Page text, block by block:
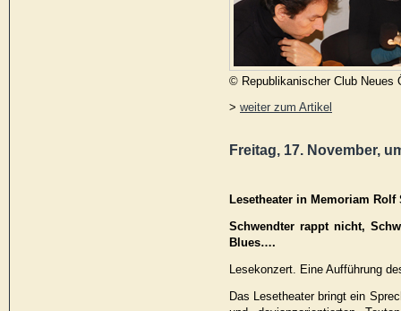
© Republikanischer Club Neues
> weiter zum Artikel
Freitag, 17. November,
Lesetheater in Memoriam Rolf
Schwendter rappt nicht,
Blues….
Lesekonzert. Eine Aufführung
Das Lesetheater bringt ein